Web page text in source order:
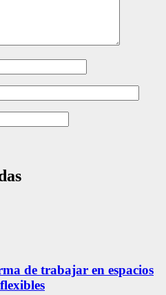
de trabajar en espacios